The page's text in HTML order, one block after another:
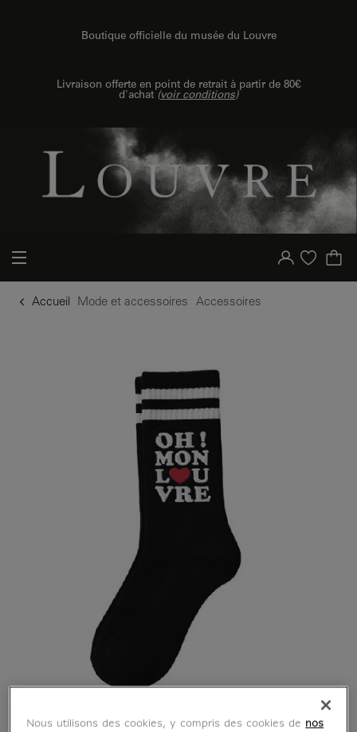
Boutique officielle du musée du Louvre
Livraison offerte en point de retrait à partir de 80€
d'achat (voir conditions)
Votre compte
Liste d'achat
Accueil Mode et accessoires Accessoires
Nous utilisons des cookies, y compris des cookies de nos